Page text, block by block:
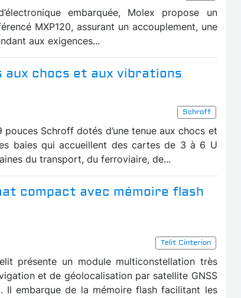
embarquée, Molex propose un
MXP120, assurant un accouplement, une
aux exigences...
chocs et aux vibrations
Schroff
Schroff dotés d’une tenue aux chocs et
baies qui accueillent des cartes de 3 à 6 U
du transport, du ferroviaire, de...
compact avec mémoire flash
Telit Cinterion
présente un module multiconstellation très
et de géolocalisation par satellite GNSS
Il embarque de la mémoire flash facilitant les